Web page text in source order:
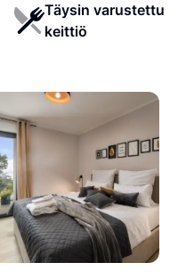
Täysin varustettu
keittiö